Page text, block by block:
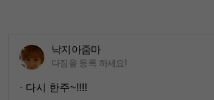
낙지아줌마
다짐을 등록 하세요!
· 다시 한주~!!!!